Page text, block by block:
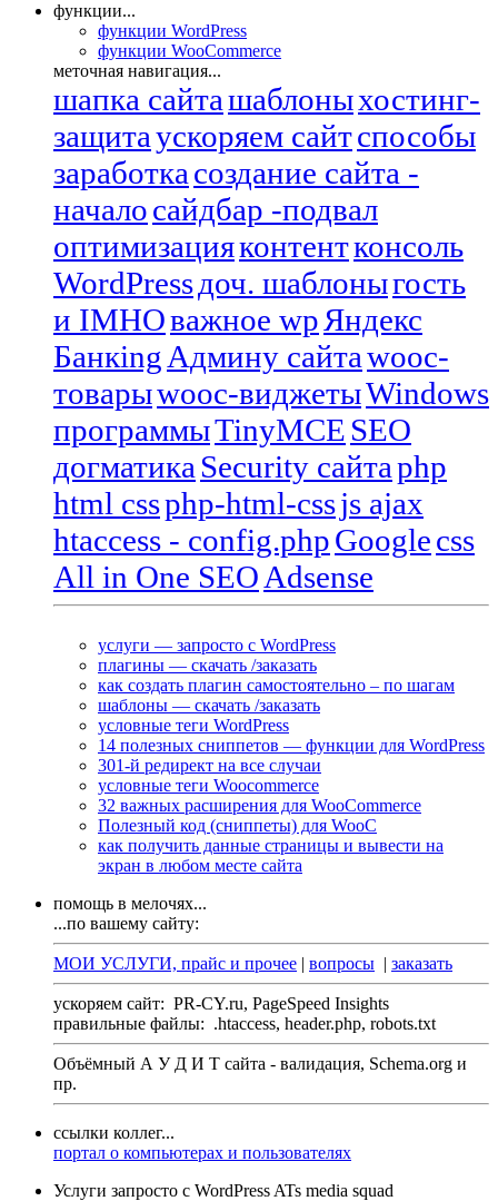
функции...
функции WordPress
функции WooCommerce
меточная навигация...
шапка сайташаблоныхостинг-
защитаускоряем сайтспособы
заработка создание сайта -
началосайдбар -подвал
оптимизацияконтентконсоль
WordPressдоч. шаблоныгость
и IMHOважное wp Яндекс
Банкing Админу сайтаwooc-
товарыwooc-виджетыWindows
программыTinyMCE SEO
догматика Security сайтаphp
html cssphp-html-cssjs ajax
htaccess - config.phpGooglecss
All in One SEO Adsense
услуги — запросто с WordPress
плагины — скачать /заказать
как создать плагин самостоятельно – по шагам
шаблоны — скачать /заказать
условные теги WordPress
14 полезных сниппетов — функции для WordPress
301-й редирект на все случаи
условные теги Woocommerce
32 важных расширения для WooCommerce
Полезный код (сниппеты) для WooC
как получить данные страницы и вывести на
экран в любом месте сайта
помощь в мелочях...
...по вашему сайту:
МОИ УСЛУГИ, прайс и прочее | вопросы | заказать
ускоряем сайт: PR-CY.ru, PageSpeed Insights
правильные файлы: .htaccess, header.php, robots.txt
Объёмный А У Д И Т сайта - валидация, Schema.org и
пр.
ссылки коллег...
портал о компьютерах и пользователях
Услуги запросто с WordPress ATs media squad